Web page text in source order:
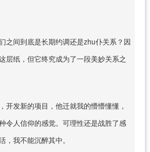
之间到底是长期约调还是zhu仆关系？因
层纸，但它终究成为了一段美妙关系之
开发新的项目，他迁就我的懵懵懂懂，
令人信仰的感觉。可理性还是战胜了感
，我不能沉醉其中。